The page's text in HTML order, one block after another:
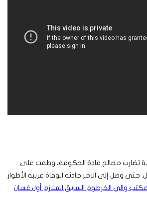
تضارب مصالح قادة الحكومة، وطفت على
وصل إلى الامر حادثة الوفاة غريبة الأطوار
والي الخرطوم السابق الملازم أول غسان